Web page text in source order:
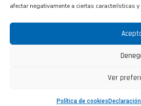
afectar negativamente a ciertas características
Ver
Política de cookies